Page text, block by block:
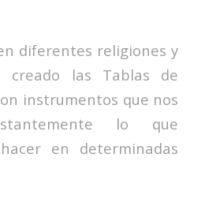
diferentes religiones y
creado las Tablas de
instrumentos que nos
lo que
en determinadas